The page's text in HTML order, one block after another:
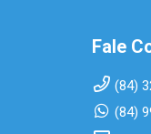
Fale
(84)
(84)